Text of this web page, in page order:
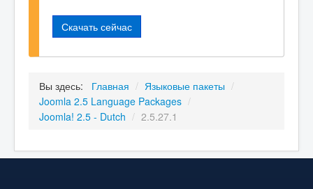
Скачать сейчас
Вы здесь: Главная / Языковые пакеты /
Joomla 2.5 Language Packages /
Joomla! 2.5 - Dutch / 2.5.27.1